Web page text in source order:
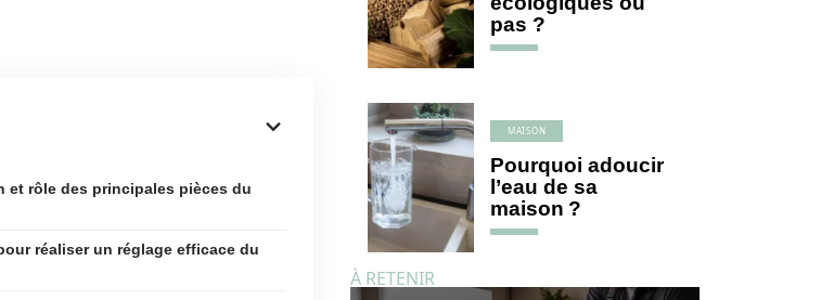
et rôle des principales pièces du
réaliser un réglage efficace du
pas ?
MAISON
Pourquoi adoucir
l’eau de sa
maison ?
À RETENIR